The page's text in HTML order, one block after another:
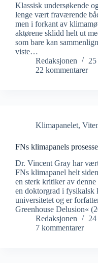
Klassisk undersøkende
lenge vært fraværende
men i forkant av
aktørene sklidd helt ut
som bare kan
viste…
Redaksjonen
22 kommentarer
Klimapanelet,
FNs klimapanels
Dr. Vincent Gray har
FNs klimapanel helt
en sterk kritiker av
en doktorgrad i fysikalsk
universitetet og er
Greenhouse Delusion«
Redaksjonen
7 kommentarer